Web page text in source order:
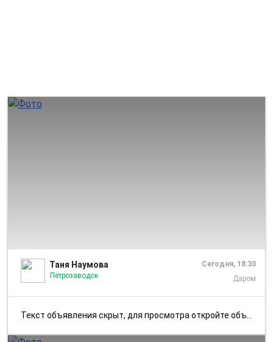
Таня Наумова
Петрозаводск
Сегодня, 18:30
Даром
Текст объявления скрыт, для просмотра откройте объявление в приложении...